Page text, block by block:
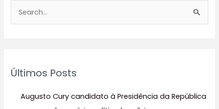
iÚltimos Posts
Augusto Cury candidato à Presidência da República